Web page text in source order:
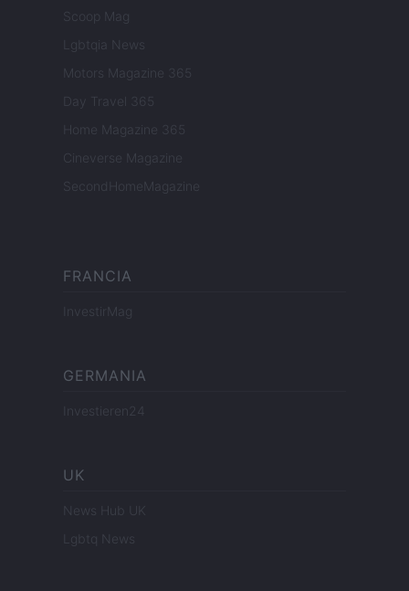
Scoop Mag
Lgbtqia News
Motors Magazine 365
Day Travel 365
Home Magazine 365
Cineverse Magazine
SecondHomeMagazine
FRANCIA
InvestirMag
GERMANIA
Investieren24
UK
News Hub UK
Lgbtq News